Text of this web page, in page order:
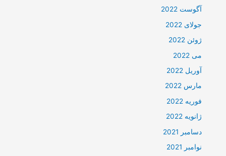
آگوست 2022
جولای 2022
ژوئن 2022
می 2022
آوریل 2022
مارس 2022
فوریه 2022
ژانویه 2022
دسامبر 2021
نوامبر 2021